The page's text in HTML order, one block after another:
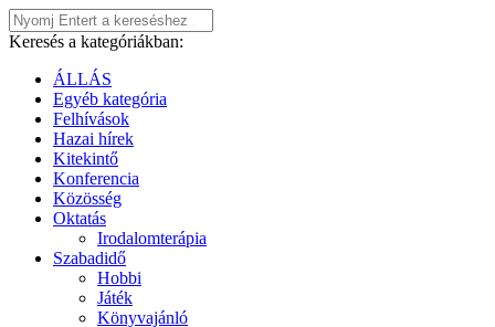
Keresés a kategóriákban:
ÁLLÁS
Egyéb kategória
Felhívások
Hazai hírek
Kitekintő
Konferencia
Közösség
Oktatás
Irodalomterápia
Szabadidő
Hobbi
Játék
Könyvajánló